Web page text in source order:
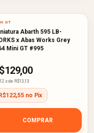
GT
Abarth 595 LB-
x Abas Works Grey
Mini GT #995
12 x de R$13,13
no Pix
COMPRAR